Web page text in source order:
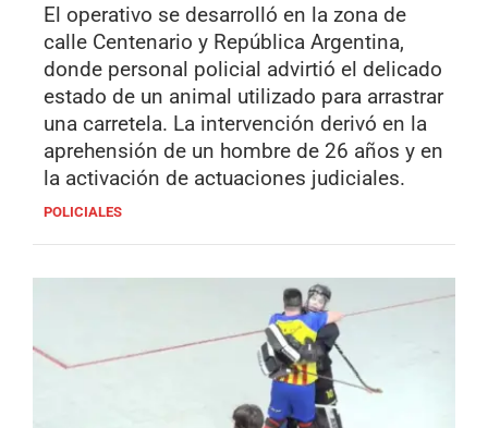
El operativo se desarrolló en la zona de
calle Centenario y República Argentina,
donde personal policial advirtió el delicado
estado de un animal utilizado para arrastrar
una carretela. La intervención derivó en la
aprehensión de un hombre de 26 años y en
la activación de actuaciones judiciales.
POLICIALES